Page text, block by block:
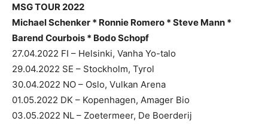
MSG TOUR 2022
Michael Schenker * Ronnie Romero * Steve Mann *
Barend Courbois * Bodo Schopf
27.04.2022 FI – Helsinki, Vanha Yo-talo
29.04.2022 SE – Stockholm, Tyrol
30.04.2022 NO – Oslo, Vulkan Arena
01.05.2022 DK – Kopenhagen, Amager Bio
03.05.2022 NL – Zoetermeer, De Boerderij